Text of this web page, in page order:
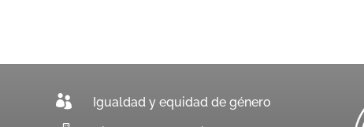
 Igualdad y equidad de género